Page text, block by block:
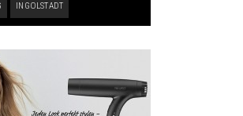
INGOLSTADT